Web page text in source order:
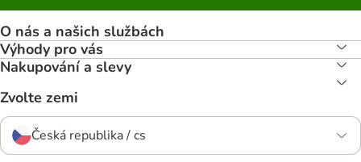
O nás a našich službách
Výhody pro vás
Nakupování a slevy
Zvolte zemi
Česká republika / cs